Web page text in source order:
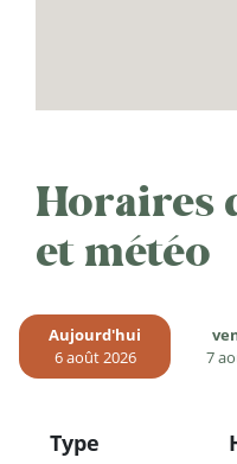
Horaires
et météo
Aujourd'hui
6 août 2026
7
Type